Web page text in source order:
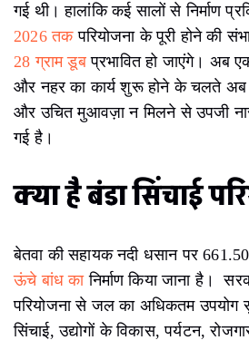
गई थी। हालांकि कई सालों से निर्माण
2026 तकपरियोजना के पूरी होने की
28 ग्राम डूबप्रभावित हो जाएंगे। अब
और नहर का कार्य शुरू होने के चलते अब
और उचित मुआवज़ा न मिलने से उपजी
गई है।
क्या है बंडा सिंचाई
बेतवा की सहायक नदी धसान पर
ऊंचे बांध कानिर्माण किया जाना है।
परियोजना से जल का अधिकतम उपयोग
सिंचाई, उद्योगों के विकास, पर्यटन,